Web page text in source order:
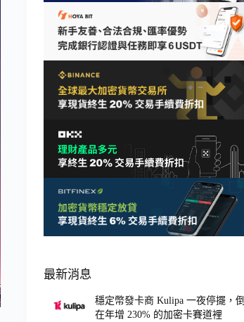
最新消息
穩定幣發卡商 Kulipa 一夜停擺，倒
在年增 230% 的加密卡賽道裡